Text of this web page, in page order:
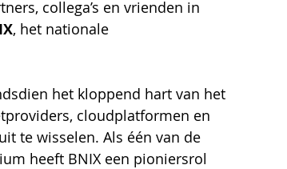
collega’s en vrienden in
, het nationale
het kloppend hart van het
cloudplatformen en
te wisselen. Als één van de
heeft BNIX een pioniersrol